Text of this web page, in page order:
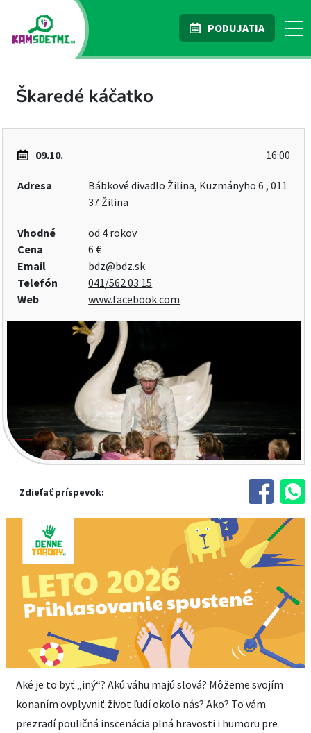
PODUJATIA
Škaredé káčatko
09.10. 16:00
Adresa
Bábkové divadlo Žilina, Kuzmányho 6 , 011
37 Žilina
Vhodné
od 4 rokov
Cena
6 €
Email
bdz@bdz.sk
Telefón
041/562 03 15
Web
www.facebook.com
Zdieľať príspevok:
Aké je to byť „iný“? Akú váhu majú slová? Môžeme svojím
konaním ovplyvniť život ľudí okolo nás? Ako? To vám
prezradí pouličná inscenácia plná hravosti i humoru pre